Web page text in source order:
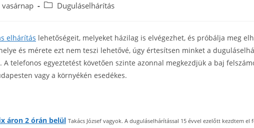
Post Duguláselhárítás
elhárítás lehetőségeit, melyeket házilag is elvégezhet, és próbálja meg
és mérete ezt nem teszi lehetővé, úgy értesítsen minket a
telefonos egyeztetést követően szinte azonnal megkezdjük a baj
vagy a környékén esedékes.
áron 2 órán belül Takács József vagyok. A duguláselhárítással 15 évvel ezelőtt kezdtem el